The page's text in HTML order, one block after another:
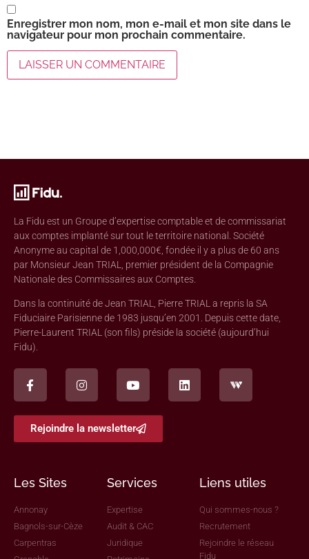
Enregistrer mon nom, mon e-mail et mon site dans le
navigateur pour mon prochain commentaire.
La Fidu est un Groupe d’expertise comptable et de commissariat
aux comptes implanté sur tout le territoire national. Société
Anonyme au capital de 1,000,000€, fondée il y a plus de 60 ans
par Monsieur Jean TRIAL, premier président de la Compagnie
Nationale des Commissaires aux Comptes.
Dans la continuité de Jean TRIAL, Pierre TRIAL a repris la SA
Fiduciaire Parisienne de 1983 jusqu’en 2001. Depuis cette date,
Pierre-Laurent TRIAL (son fils) préside la société (aujourd’hui
Fidu).
Rejoindre la newsletter
Les Sites
Annonay
Bagnols-sur-Cèze
Carpentras
Services
Expertise
Audit & CAC
Juridique
Liens utiles
Qui sommes-nous ?
Recrutement
Rejoindre le réseau
Fidu